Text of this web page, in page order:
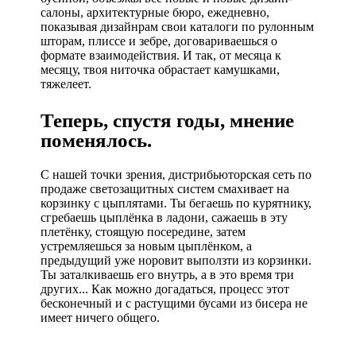
салоны, архитектурные бюро, ежедневно,
показывая дизайнрам свои каталоги по рулонным
шторам, плиссе и зебре, договариваешься о
формате взаимодействия. И так, от месяца к
месяцу, твоя ниточка обрастает камушками,
тяжелеет.
Теперь, спустя годы, мнение
поменялось.
С нашей точки зрения, дистрибьюторская сеть по
продаже светозащитных систем смахивает на
корзинку с цыплятами. Ты бегаешь по курятнику,
сгребаешь цыплёнка в ладони, сажаешь в эту
плетёнку, стоящую посередине, затем
устремляешься за новым цыплёнком, а
предыдущий уже норовит выползти из корзинки.
Ты заталкиваешь его внутрь, а в это время три
других... Как можно догадаться, процесс этот
бесконечный и с растущими бусами из бисера не
имеет ничего общего.